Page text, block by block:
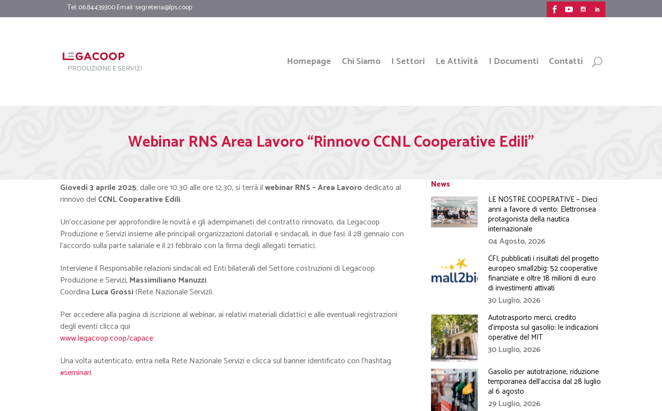
Tel: 06.84439300 Email:segreteria@lps.coop
Homepage Chi Siamo I Settori Le Attività I Documenti Contatti
Webinar RNS Area Lavoro “Rinnovo CCNL Cooperative Edili”
Giovedì 3 aprile 2025, dalle ore 10.30 alle ore 12.30, si terrà ilwebinar RNS – Area Lavorodedicato al
rinnovo del CCNL Cooperative Edili.
Un’occasione per approfondire le novità e gli adempimaneti del contratto rinnovato, da Legacoop
Produzione e Servizi insieme alle principali organizzazioni datoriali e sindacali, in due fasi: il 28 gennaio con
l’accordo sulla parte salariale e il 21 febbraio con la firma degli allegati tematici.
Interviene il Responsabile relazioni sindacali ed Enti bilaterali del Settore costruzioni di Legacoop
Produzione e Servizi, Massimiliano Manuzzi.
Coordina Luca Grossi(Rete Nazionale Servizi).
Per accedere alla pagina di iscrizione al webinar, ai relativi materiali didattici e alle eventuali registrazioni
degli eventi clicca qui
www.legacoop.coop/capace
Una volta autenticato, entra nella Rete Nazionale Servizi e clicca sul banner identificato con l’hashtag
#seminari
News
LE NOSTRE COOPERATIVE – Dieci
anni a favore di vento: Elettronsea
protagonista della nautica
internazionale
04 Agosto, 2026
CFI, pubblicati i risultati del progetto
europeo small2big: 52 cooperative
finanziate e oltre 18 milioni di euro
di investimenti attivati
30 Luglio, 2026
Autotrasporto merci, credito
d’imposta sul gasolio: le indicazioni
operative del MIT
30 Luglio, 2026
Gasolio per autotrazione, riduzione
temporanea dell’accisa dal 28 luglio
al 6 agosto
29 Luglio, 2026